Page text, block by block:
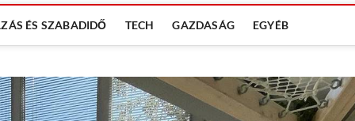
ÉS SZABADIDŐ TECH GAZDASÁG EGYÉB